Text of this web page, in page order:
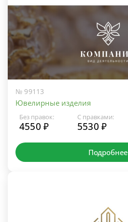
№ 99113
Ювелирные изделия
Без правок:
4550 ₽
С правками:
5530 ₽
Подробнее